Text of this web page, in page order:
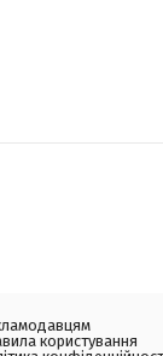
користування